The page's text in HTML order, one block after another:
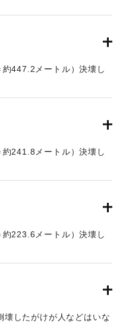
447.2メートル）決壊し
241.8メートル）決壊し
223.6メートル）決壊し
壊したがけが人などはいな